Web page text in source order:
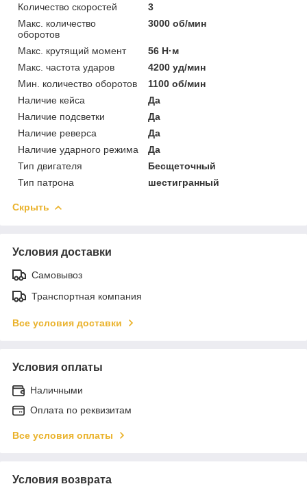
Количество скоростей
3
Макс. количество
оборотов
3000 об/мин
Макс. крутящий момент
56 Н·м
Макс. частота ударов
4200 уд/мин
Мин. количество оборотов
1100 об/мин
Наличие кейса
Да
Наличие подсветки
Да
Наличие реверса
Да
Наличие ударного режима
Да
Тип двигателя
Бесщеточный
Тип патрона
шестигранный
Скрыть
Условия доставки
Самовывоз
Транспортная компания
Все условия доставки
Условия оплаты
Наличными
Оплата по реквизитам
Все условия оплаты
Условия возврата